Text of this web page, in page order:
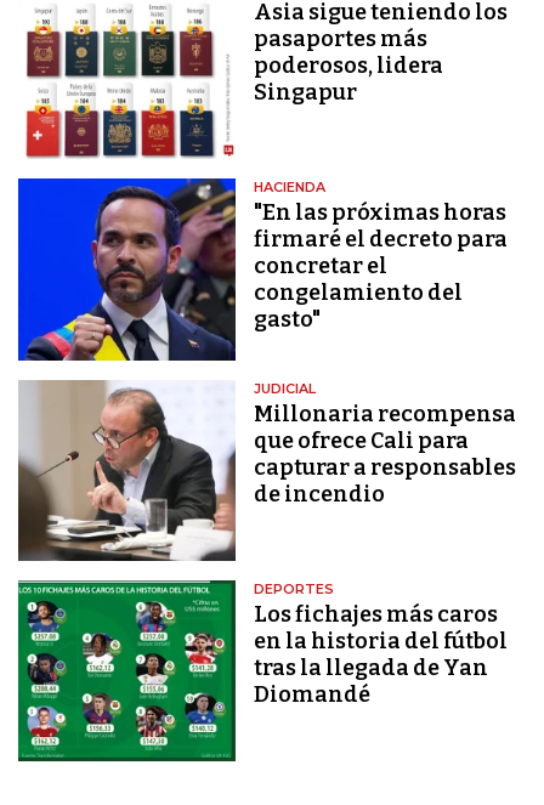
Asia sigue teniendo los
pasaportes más
poderosos, lidera
Singapur
HACIENDA
"En las próximas horas
firmaré el decreto para
concretar el
congelamiento del
gasto"
JUDICIAL
Millonaria recompensa
que ofrece Cali para
capturar a responsables
de incendio
DEPORTES
Los fichajes más caros
en la historia del fútbol
tras la llegada de Yan
Diomandé